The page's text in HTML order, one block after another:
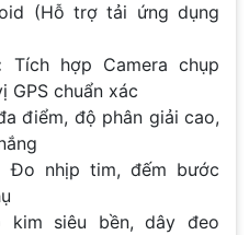
(Hỗ trợ tải ứng dụng
Tích hợp Camera chụp
GPS chuẩn xác
điểm, độ phân giải cao,
Đo nhịp tim, đếm bước
kim siêu bền, dây đeo